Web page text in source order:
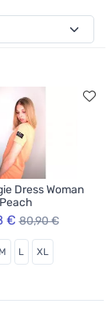
Dress Woman
Peach
€ 80,90 €
M L XL